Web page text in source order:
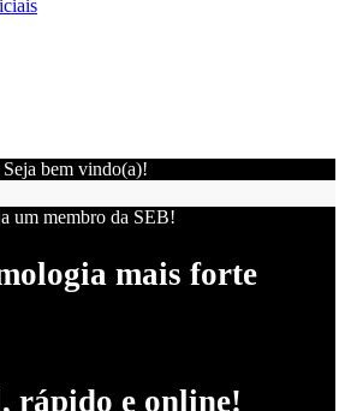
Seja bem vindo(a)!
um membro da SEB!
mais forte
rápido e online!